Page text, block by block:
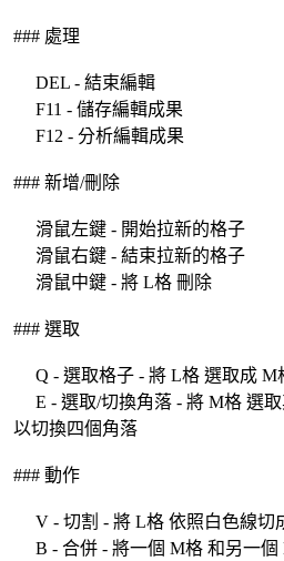
### 處理
DEL - 結束編輯
F11 - 儲存編輯成果
F12 - 分析編輯成果
### 新增/刪除
滑鼠左鍵 - 開始拉新的格子
滑鼠右鍵 - 結束拉新的格子
滑鼠中鍵 - 將 L格 刪除
### 選取
Q - 選取格子 - 將 L格 選取成 M
E - 選取/切換角落 - 將 M格 選
以切換四個角落
### 動作
V - 切割 - 將 L格 依照白色線切
B - 合併 - 將一個 M格 和另一個